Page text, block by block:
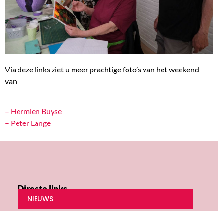
Via deze links ziet u meer prachtige foto’s van het weekend
van:
– Hermien Buyse
– Peter Lange
Directe links
NIEUWS